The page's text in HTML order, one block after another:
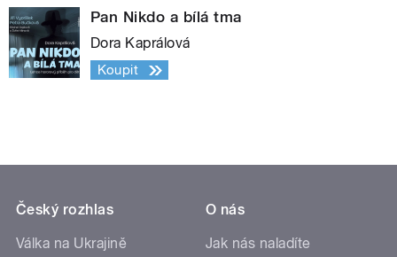
Pan Nikdo a bílá tma
Dora Kaprálová
Koupit
Český rozhlas
Válka na Ukrajině
O nás
Jak nás naladíte